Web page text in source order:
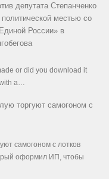
депутата Степанченко
местью со
России» в
or did you download it
a…
торгуют самогоном с
самогоном с лотков
оформил ИП, чтобы